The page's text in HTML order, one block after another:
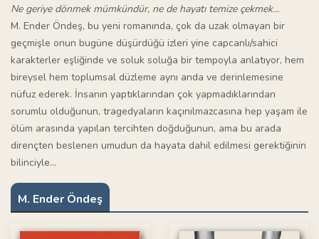
Ne geriye dönmek mümkündür, ne de hayatı temize çekmek…
M. Ender Öndeş, bu yeni romanında, çok da uzak olmayan bir
geçmişle onun bugüne düşürdüğü izleri yine capcanlı/sahici
karakterler eşliğinde ve soluk soluğa bir tempoyla anlatıyor, hem
bireysel hem toplumsal düzleme aynı anda ve derinlemesine
nüfuz ederek. İnsanın yaptıklarından çok yapmadıklarından
sorumlu olduğunun, tragedyaların kaçınılmazcasına hep yaşam ile
ölüm arasında yapılan tercihten doğduğunun, ama bu arada
dirençten beslenen umudun da hayata dahil edilmesi gerektiğinin
bilinciyle…
M. Ender Öndeş